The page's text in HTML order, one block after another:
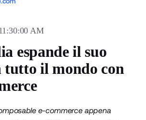
AM
espande il suo
il mondo con
e-commerce appena